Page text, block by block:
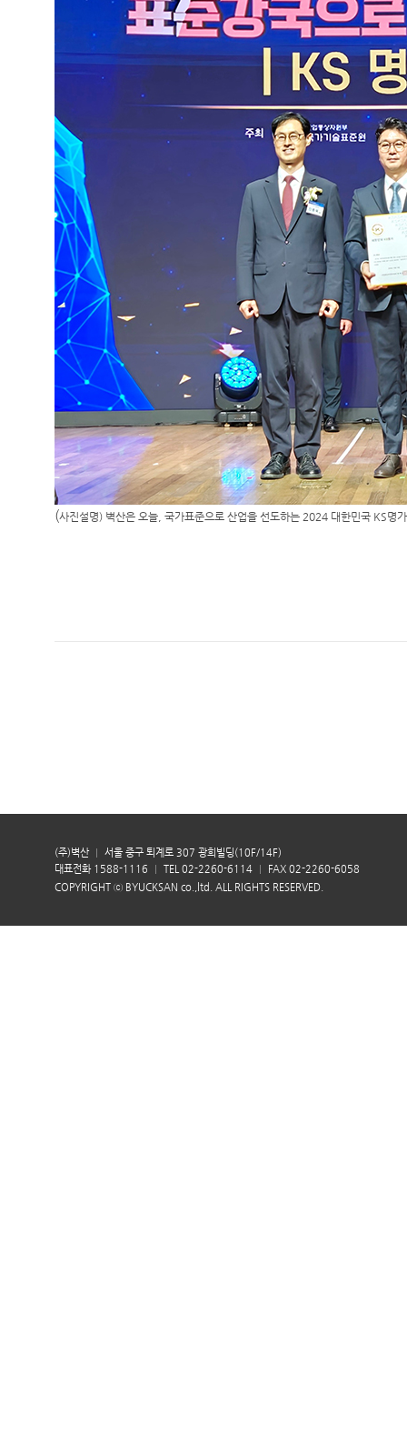
(사진설명) 벽산은 오늘 국가표준으로 산업을 선도하는 2024 대한민국 KS명
(주)벽산
서울 중구 퇴계로 307 광희빌딩(10F/14F)
대표전화 1588-1116
TEL 02-2260-6114
FAX 02-2260-6058
COPYRIGHT ⓒ BYUCKSAN co.,ltd. ALL RIGHTS RESERVED.